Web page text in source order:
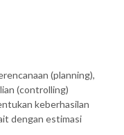
(planning),
(controlling)
keberhasilan
dengan estimasi